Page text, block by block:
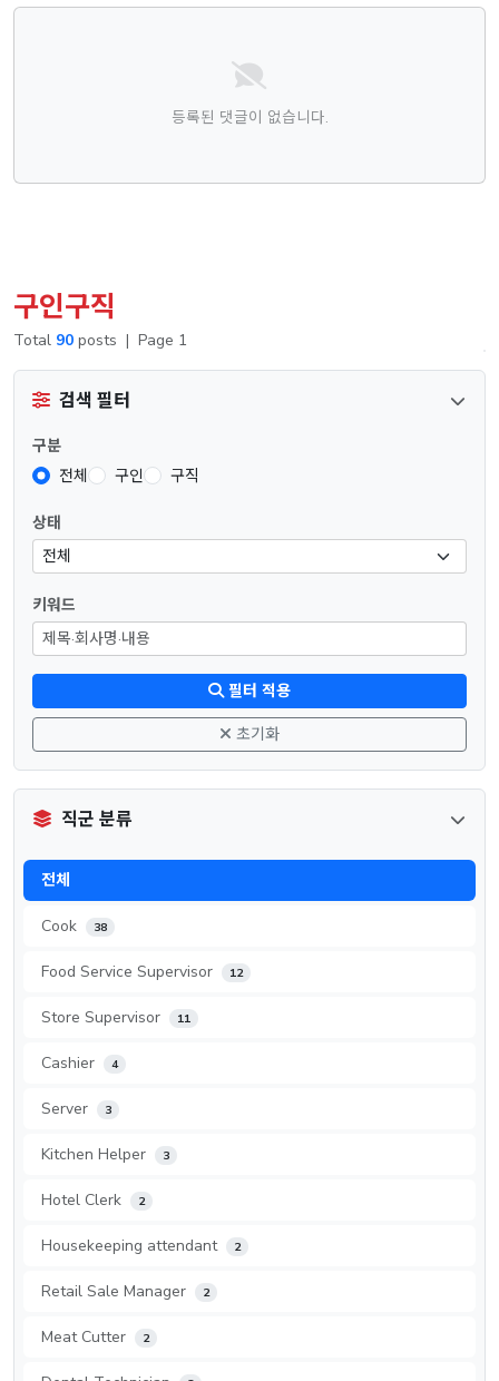
댓글목록
등록된 댓글이 없습니다.
구인구직
Total 90 posts | Page 1
검색 필터
구분
전체
구인 구직
상태
키워드
필터 적용
초기화
직군 분류
전체
Cook 38
Food Service Supervisor 12
Store Supervisor 11
Cashier 4
Server 3
Kitchen Helper 3
Hotel Clerk 2
Housekeeping attendant 2
Retail Sale Manager 2
Meat Cutter 2